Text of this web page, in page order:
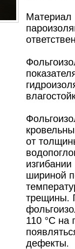
Материал
от
шириной
трещины.
110 °C на
дефекты.